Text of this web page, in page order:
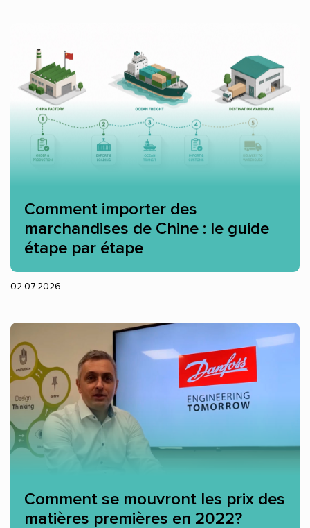
Comment importer des
marchandises de Chine : le guide
étape par étape
02.07.2026
Comment se mouvront les prix des
matières premières en 2022?